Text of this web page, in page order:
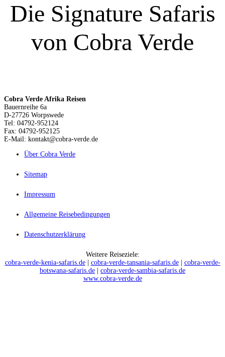
Die Signature Safaris
von Cobra Verde
Cobra Verde Afrika Reisen
Bauernreihe 6a
D-27726 Worpswede
Tel: 04792-952124
Fax: 04792-952125
E-Mail: kontakt@cobra-verde.de
Über Cobra Verde
Sitemap
Impressum
Allgemeine Reisebedingungen
Datenschutzerklärung
Weitere Reiseziele:
cobra-verde-kenia-safaris.de| cobra-verde-tansania-safaris.de| cobra-verde-
botswana-safaris.de | cobra-verde-sambia-safaris.de
www.cobra-verde.de